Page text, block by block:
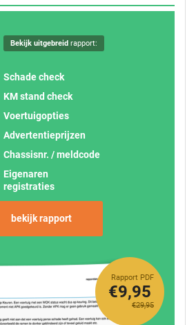
Bekijk uitgebreid rapport:
Schade check
KM stand check
Voertuigopties
Advertentieprijzen
Chassisnr. / meldcode
Eigenaren
registraties
bekijk rapport
Rapport PDF
€29,95
€9,95